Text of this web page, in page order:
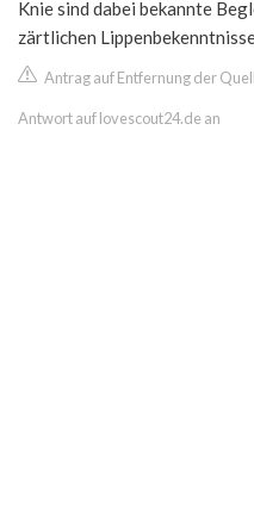
Knie sind dabei bekannte
zärtlichen
Antrag auf Entfernung der
Antwort auf lovescout24.de an